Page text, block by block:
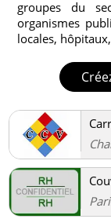
groupes du
organismes
locales,